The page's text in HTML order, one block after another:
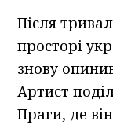
Після
просторі
знову
Артист
Праги, де